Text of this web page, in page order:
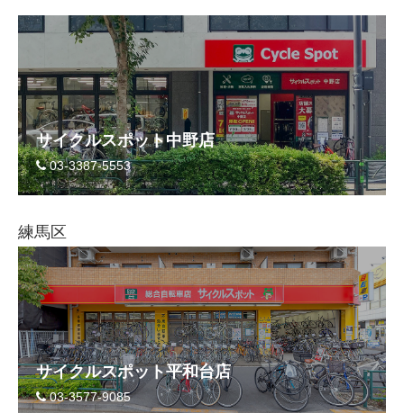
サイクルスポット中野店
03-3387-5553
練馬区
サイクルスポット平和台店
03-3577-9085